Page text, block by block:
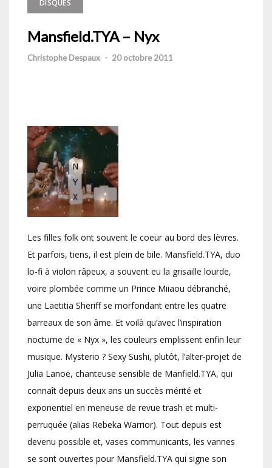
DISQUES
Mansfield.TYA – Nyx
Christophe Despaux - 20 octobre 2011
Les filles folk ont souvent le coeur au bord des lèvres.
Et parfois, tiens, il est plein de bile. Mansfield.TYA, duo
lo-fi à violon râpeux, a souvent eu la grisaille lourde,
voire plombée comme un Prince Miiaou débranché,
une Laetitia Sheriff se morfondant entre les quatre
barreaux de son âme. Et voilà qu’avec l’inspiration
nocturne de « Nyx », les couleurs emplissent enfin leur
musique. Mysterio ? Sexy Sushi, plutôt, l’alter-projet de
Julia Lanoë, chanteuse sensible de Manfield.TYA, qui
connaît depuis deux ans un succès mérité et
exponentiel en meneuse de revue trash et multi-
perruquée (alias Rebeka Warrior). Tout depuis est
devenu possible et, vases communicants, les vannes
se sont ouvertes pour Mansfield.TYA qui signe son